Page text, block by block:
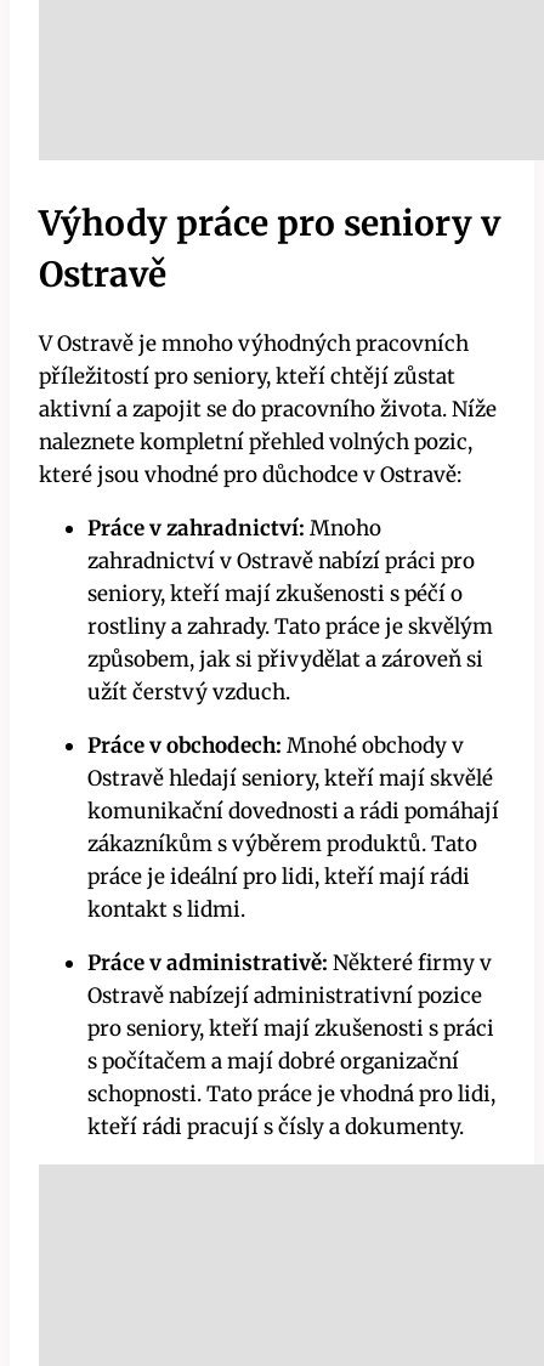
Výhody práce pro seniory v
Ostravě
V Ostravě je mnoho výhodných pracovních
příležitostí pro seniory, kteří chtějí zůstat
aktivní a zapojit se do pracovního života. Níže
naleznete kompletní přehled volných pozic,
které jsou vhodné pro důchodce v Ostravě:
Práce v zahradnictví: Mnoho
zahradnictví v Ostravě nabízí práci pro
seniory, kteří mají zkušenosti s péčí o
rostliny a zahrady. Tato práce je skvělým
způsobem, jak si přivydělat a zároveň si
užít čerstvý vzduch.
Práce v obchodech: Mnohé obchody v
Ostravě hledají seniory, kteří mají skvělé
komunikační dovednosti a rádi pomáhají
zákazníkům s výběrem produktů. Tato
práce je ideální pro lidi, kteří mají rádi
kontakt s lidmi.
Práce v administrativě: Některé firmy v
Ostravě nabízejí administrativní pozice
pro seniory, kteří mají zkušenosti s práci
s počítačem a mají dobré organizační
schopnosti. Tato práce je vhodná pro lidi,
kteří rádi pracují s čísly a dokumenty.